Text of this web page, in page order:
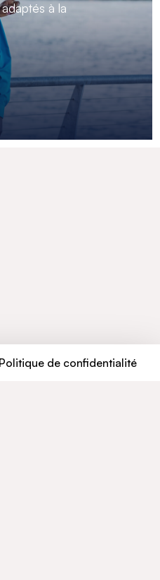
à la
Politique de confidentialité